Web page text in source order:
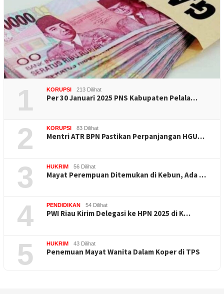
1 KORUPSI 213 Dilihat
Per 30 Januari 2025 PNS Kabupaten Pelala…
2 KORUPSI 83 Dilihat
Mentri ATR BPN Pastikan Perpanjangan HGU…
3 HUKRIM 56 Dilihat
Mayat Perempuan Ditemukan di Kebun, Ada …
4 PENDIDIKAN 54 Dilihat
PWI Riau Kirim Delegasi ke HPN 2025 di K…
5 HUKRIM 43 Dilihat
Penemuan Mayat Wanita Dalam Koper di TPS